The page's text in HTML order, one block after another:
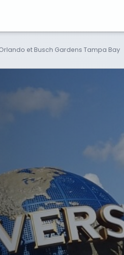
et Busch Gardens Tampa Bay